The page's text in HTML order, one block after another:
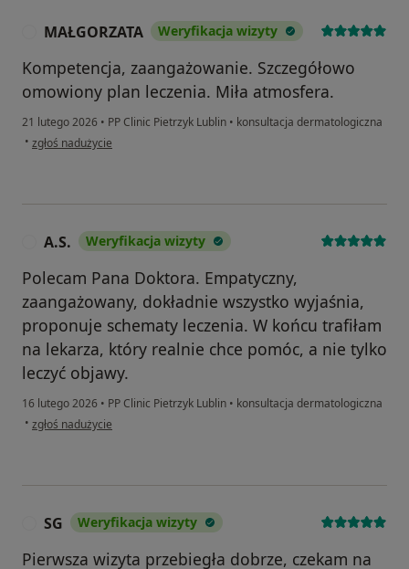
MAŁGORZATA Weryfikacja wizyty
Kompetencja, zaangażowanie. Szczegółowo
omowiony plan leczenia. Miła atmosfera.
21 lutego 2026 • PP Clinic Pietrzyk Lublin • konsultacja dermatologiczna
• w opinii użytkownika MAŁGORZATA
zgłoś nadużycie
A.S. Weryfikacja wizyty
Polecam Pana Doktora. Empatyczny,
zaangażowany, dokładnie wszystko wyjaśnia,
proponuje schematy leczenia. W końcu trafiłam
na lekarza, który realnie chce pomóc, a nie tylko
leczyć objawy.
16 lutego 2026 • PP Clinic Pietrzyk Lublin • konsultacja dermatologiczna
• w opinii użytkownika A.S.
zgłoś nadużycie
SG Weryfikacja wizyty
Pierwsza wizyta przebiegła dobrze, czekam na